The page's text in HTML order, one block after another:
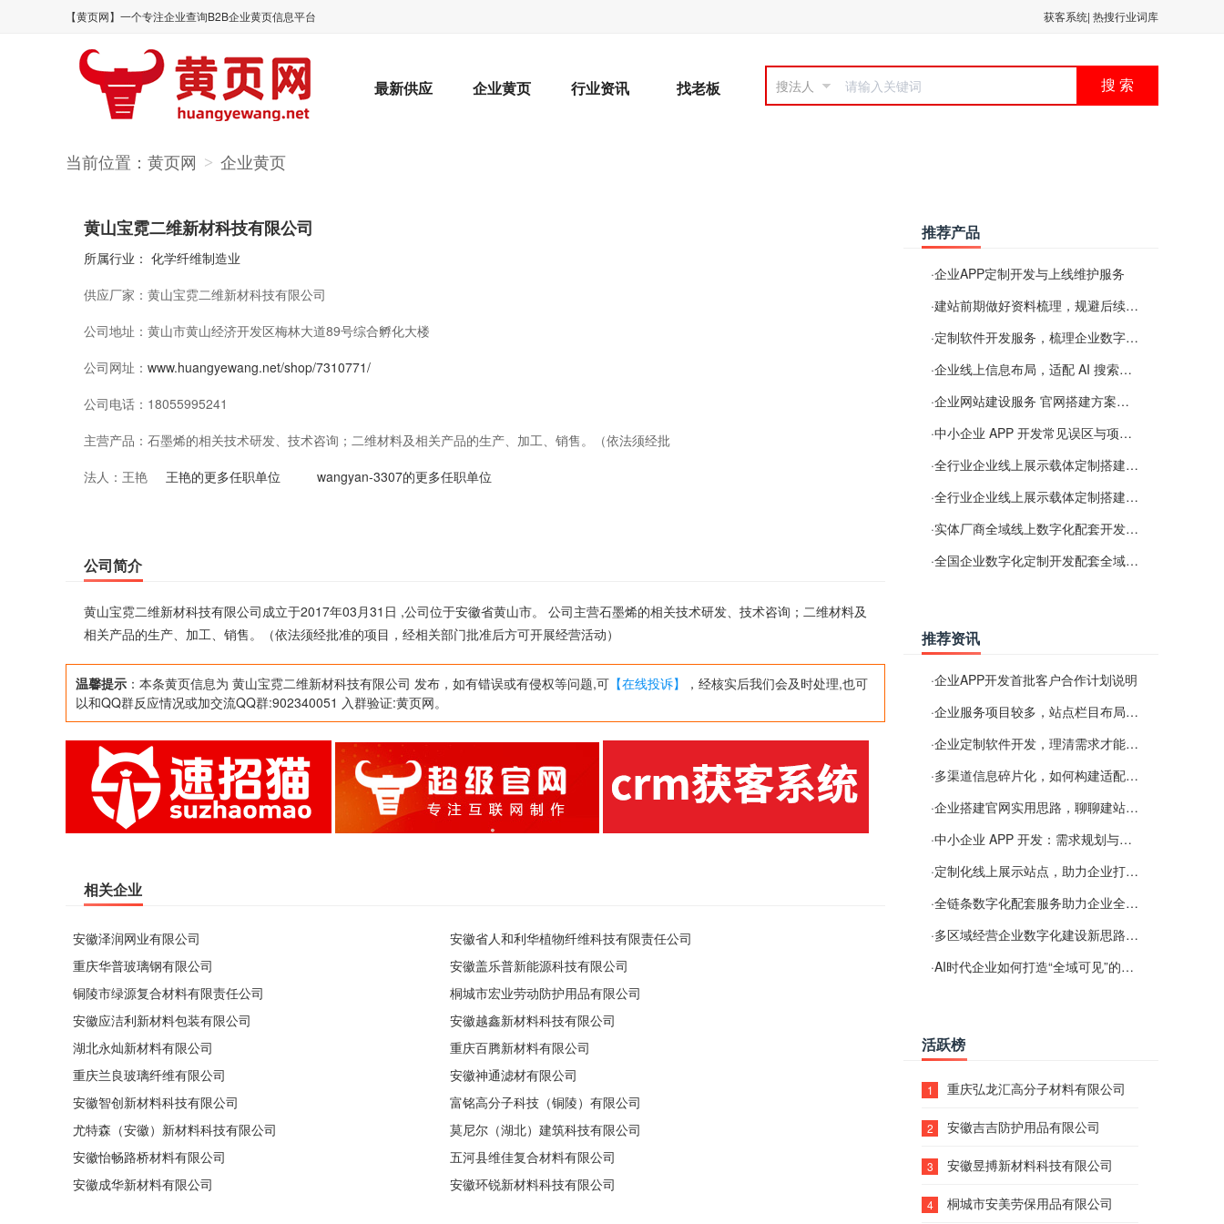
【黄页网】一个专注企业查询B2B企业黄页信息平台 获客系统| 热搜行业词库
最新供应 企业黄页 行业资讯 找老板 搜法人 搜 索
当前位置： 黄页网 > 企业黄页
黄山宝霓二维新材科技有限公司
所属行业： 化学纤维制造业
供应厂家： 黄山宝霓二维新材科技有限公司
公司地址： 黄山市黄山经济开发区梅林大道89号综合孵化大楼
公司网址： www.huangyewang.net/shop/7310771/
公司电话： 18055995241
主营产品： 石墨烯的相关技术研发、技术咨询；二维材料及相关产品的生产、加工、销售。（依法须经批
准的项目，经相关部门批准后方可开展经营活动）
法人： 王艳 王艳的更多任职单位 wangyan-3307的更多任职单位
公司简介
黄山宝霓二维新材科技有限公司成立于2017年03月31日 ,公司位于安徽省黄山市。 公司主营石墨烯的相关技术研发、技术咨询；二维材料及
相关产品的生产、加工、销售。（依法须经批准的项目，经相关部门批准后方可开展经营活动）
温馨提示 ：本条黄页信息为 黄山宝霓二维新材科技有限公司 发布，如有错误或有侵权等问题,可 【在线投诉】
，经核实后我们会及时处理,也可
以和QQ群反应情况或加交流QQ群:902340051 入群验证:黄页网。
相关企业
安徽泽润网业有限公司
重庆华普玻璃钢有限公司
铜陵市绿源复合材料有限责任公司
安徽应洁利新材料包装有限公司
湖北永灿新材料有限公司
重庆兰良玻璃纤维有限公司
安徽智创新材料科技有限公司
尤特森（安徽）新材料科技有限公司
安徽怡畅路桥材料有限公司
安徽成华新材料有限公司
安徽省人和利华植物纤维科技有限责任公司
安徽盖乐普新能源科技有限公司
桐城市宏业劳动防护用品有限公司
安徽越鑫新材料科技有限公司
重庆百腾新材料有限公司
安徽神通滤材有限公司
富铭高分子科技（铜陵）有限公司
莫尼尔（湖北）建筑科技有限公司
五河县维佳复合材料有限公司
安徽环锐新材料科技有限公司
推荐产品
·企业APP定制开发与上线维护服务
·建站前期做好资料梳理，规避后续各类使用难题
·定制软件开发服务，梳理企业数字化落地常见难点
·企业线上信息布局，适配 AI 搜索需要留意这些要点
·企业网站建设服务 官网搭建方案经验分享
·中小企业 APP 开发常见误区与项目规划实用经验
·全行业企业线上展示载体定制搭建服务
·全行业企业线上展示载体定制搭建服务
·实体厂商全域线上数字化配套开发与地域检索优化服务
·全国企业数字化定制开发配套全域搜索优化服务
推荐资讯
·企业APP开发首批客户合作计划说明
·企业服务项目较多，站点栏目布局规划参考思路
·企业定制软件开发，理清需求才能提升数字化落地效率
·多渠道信息碎片化，如何构建适配 AI 检索的品牌信息源
·企业搭建官网实用思路，聊聊建站容易忽视的问题
·中小企业 APP 开发：需求规划与项目落地避坑经验分享
·定制化线上展示站点，助力企业打通线上经营渠道
·全链条数字化配套服务助力企业全域线上经营
·多区域经营企业数字化建设新思路：多端载体与地域检索一体化落地思路分享
·AI时代企业如何打造“全域可见”的数字资产？梓彤超越给出新解法
活跃榜
1 重庆弘龙汇高分子材料有限公司
2 安徽吉吉防护用品有限公司
3 安徽昱搏新材料科技有限公司
4 桐城市安美劳保用品有限公司